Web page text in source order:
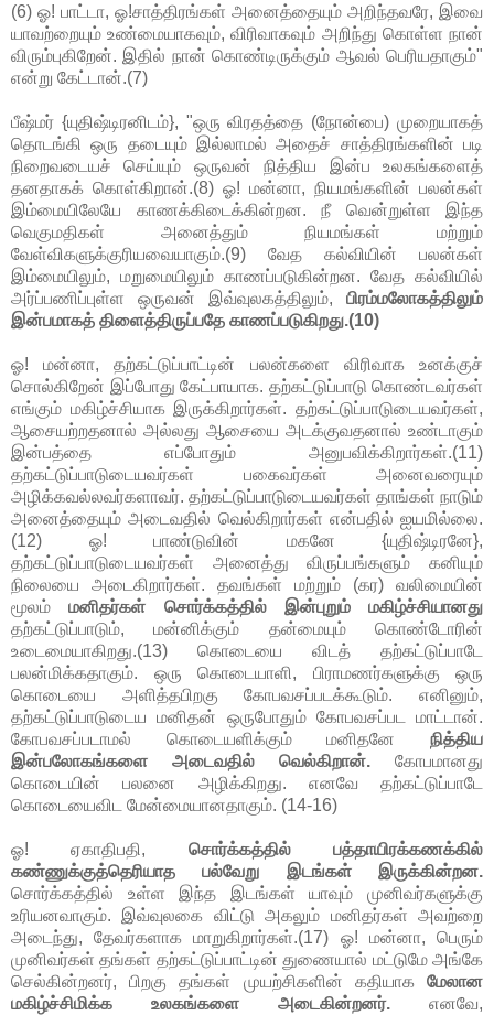
(6) ஓ! பாட்டா, ஓ!சாத்திரங்கள் அனைத்தையும் அறிந்தவரே, இவை
யாவற்றையும் உண்மையாகவும், விரிவாகவும் அறிந்து கொள்ள நான்
விரும்புகிறேன். இதில் நான் கொண்டிருக்கும் ஆவல் பெரியதாகும்"
என்று கேட்டான்.(7)
பீஷ்மர் {யுதிஷ்டிரனிடம்}, "ஒரு விரதத்தை (நோன்பை) முறையாகத்
தொடங்கி ஒரு தடையும் இல்லாமல் அதைச் சாத்திரங்களின் படி
நிறைவடையச் செய்யும் ஒருவன் நித்திய இன்ப உலகங்களைத்
தனதாகக் கொள்கிறான்.(8) ஓ! மன்னா, நியமங்களின் பலன்கள்
இம்மையிலேயே காணக்கிடைக்கின்றன. நீ வென்றுள்ள இந்த
வெகுமதிகள் அனைத்தும் நியமங்கள் மற்றும்
வேள்விகளுக்குரியவையாகும்.(9) வேத கல்வியின் பலன்கள்
இம்மையிலும், மறுமையிலும் காணப்படுகின்றன. வேத கல்வியில்
அர்ப்பணிப்புள்ள ஒருவன் இவ்வுலகத்திலும், பிரம்மலோகத்திலும்
இன்பமாகத் திளைத்திருப்பதே காணப்படுகிறது.(10)
ஓ! மன்னா, தற்கட்டுப்பாட்டின் பலன்களை விரிவாக உனக்குச்
சொல்கிறேன் இப்போது கேட்பாயாக. தற்கட்டுப்பாடு கொண்டவர்கள்
எங்கும் மகிழ்ச்சியாக இருக்கிறார்கள். தற்கட்டுப்பாடுடையவர்கள்,
ஆசையற்றதனால் அல்லது ஆசையை அடக்குவதனால் உண்டாகும்
இன்பத்தை எப்போதும் அனுபவிக்கிறார்கள்.(11)
தற்கட்டுப்பாடுடையவர்கள் பகைவர்கள் அனைவரையும்
அழிக்கவல்லவர்களாவர். தற்கட்டுப்பாடுடையவர்கள் தாங்கள் நாடும்
அனைத்தையும் அடைவதில் வெல்கிறார்கள் என்பதில் ஐயமில்லை.
(12) ஓ! பாண்டுவின் மகனே {யுதிஷ்டிரனே},
தற்கட்டுப்பாடுடையவர்கள் அனைத்து விருப்பங்களும் கனியும்
நிலையை அடைகிறார்கள். தவங்கள் மற்றும் (கர) வலிமையின்
மூலம்மனிதர்கள் சொர்க்கத்தில் இன்புறும் மகிழ்ச்சியானது
தற்கட்டுப்பாடும், மன்னிக்கும் தன்மையும் கொண்டோரின்
உடைமையாகிறது.(13) கொடையை விடத் தற்கட்டுப்பாடே
பலன்மிக்கதாகும். ஒரு கொடையாளி, பிராமணர்களுக்கு ஒரு
கொடையை அளித்தபிறகு கோபவசப்படக்கூடும். எனினும்,
தற்கட்டுப்பாடுடைய மனிதன் ஒருபோதும் கோபவசப்பட மாட்டான்.
கோபவசப்படாமல் கொடையளிக்கும் மனிதனே நித்திய
இன்பலோகங்களை அடைவதில் வெல்கிறான். கோபமானது
கொடையின் பலனை அழிக்கிறது. எனவே தற்கட்டுப்பாடே
கொடையைவிட மேன்மையானதாகும். (14-16)
ஓ! ஏகாதிபதி, சொர்க்கத்தில் பத்தாயிரக்கணக்கில்
கண்ணுக்குத்தெரியாத பல்வேறு இடங்கள் இருக்கின்றன.
சொர்க்கத்தில் உள்ள இந்த இடங்கள் யாவும் முனிவர்களுக்கு
உரியனவாகும். இவ்வுலகை விட்டு அகலும் மனிதர்கள் அவற்றை
அடைந்து, தேவர்களாக மாறுகிறார்கள்.(17) ஓ! மன்னா, பெரும்
முனிவர்கள் தங்கள் தற்கட்டுப்பாட்டின் துணையால் மட்டுமே அங்கே
செல்கின்றனர், பிறகு தங்கள் முயற்சிகளின் கதியாக மேலான
மகிழ்ச்சிமிக்க உலகங்களை அடைகின்றனர். எனவே,